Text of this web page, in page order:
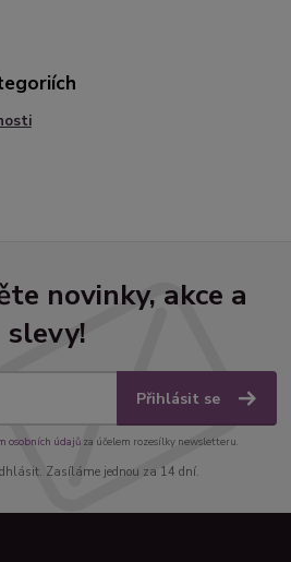
novinky, akce a
slevy!
Přihlásit se
osobních údajůza účelem rozesílky newsletteru.
Zasíláme jednou za 14 dní.